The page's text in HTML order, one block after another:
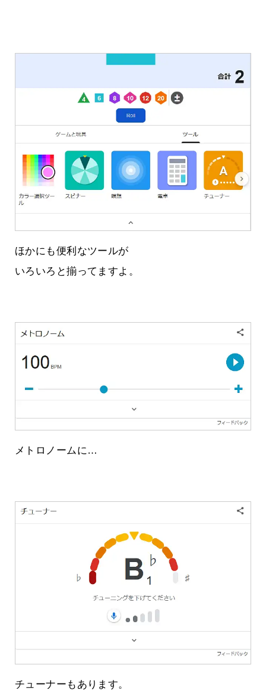
ほかにも便利なツールが
いろいろと揃ってますよ。
メトロノームに…
チューナーもあります。